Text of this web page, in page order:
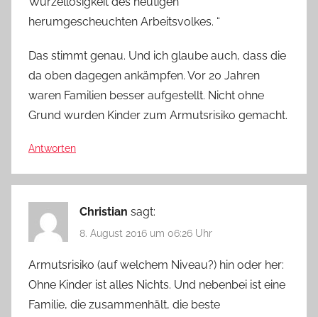
herumgescheuchten Arbeitsvolkes. “
Das stimmt genau. Und ich glaube auch, dass die
da oben dagegen ankämpfen. Vor 20 Jahren
waren Familien besser aufgestellt. Nicht ohne
Grund wurden Kinder zum Armutsrisiko gemacht.
Antworten
Christian sagt:
8. August 2016 um 06:26 Uhr
Armutsrisiko (auf welchem Niveau?) hin oder her:
Ohne Kinder ist alles Nichts. Und nebenbei ist eine
Familie, die zusammenhält, die beste